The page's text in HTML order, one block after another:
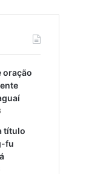
oração
título
fu